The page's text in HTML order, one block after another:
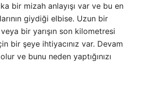
bir mizah anlayışı var ve bu en
giydiği elbise. Uzun bir
bir yarışın son kilometresi
bir şeye ihtiyacınız var. Devam
ve bunu neden yaptığınızı